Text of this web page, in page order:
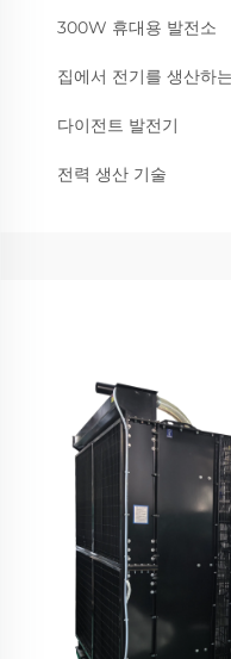
300W 휴대용 발전소
집에서 전기를 생산하
다이전트 발전기
전력 생산 기술